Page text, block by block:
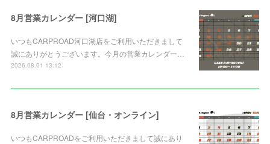
8月営業カレンダー [河口湖]
いつもCARPROAD河口湖店をご利用いただきまして
誠にありがとうございます。今月の営業カレンダー…
2026.08.01 13:12
8月営業カレンダー [仙台・オンライン]
いつもCARPROADをご利用いただきまして誠にあり